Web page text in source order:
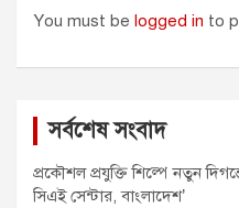
You must be logged in to
সর্বশেষ সংবাদ
প্রকৌশল প্রযুক্তি শিল্পে নতুন
সিএই সেন্টার, বাংলাদেশ’